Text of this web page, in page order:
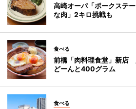
高崎オーパ「ポークステ
な肉」2キロ挑戦も
食べる
前橋「肉料理食堂」新店
どーんと400グラム
食べる